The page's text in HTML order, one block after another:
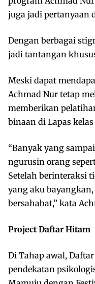
juga jadi pertanyaan
Dengan berbagai
jadi tantangan
Meski dapat
Achmad Nur tetap
memberikan
binaan di Lapas
“Banyak yang
ngurusin orang
Setelah berinteraksi
yang aku
bersahabat,” kata
Project Daftar Hitam
Di Tahap awal,
pendekatan